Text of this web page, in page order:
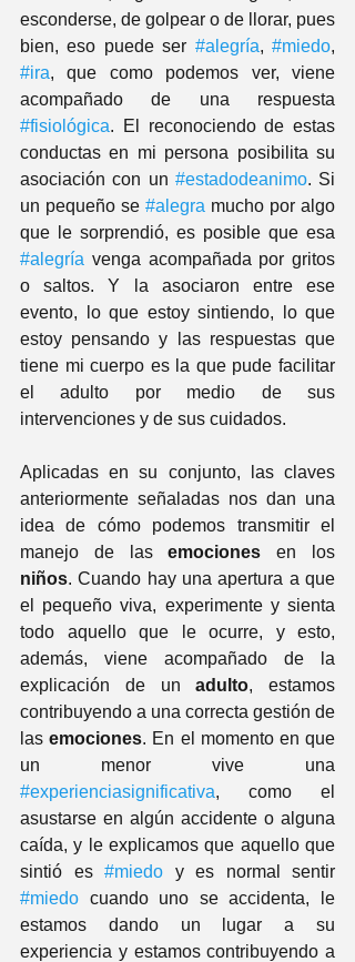
esconderse, de golpear o de llorar, pues
bien, eso puede ser #alegría, #miedo
#ira, que como podemos ver, viene
#fisiológica. El reconociendo de estas
conductas en mi persona posibilita su
asociación con un #estadodeanimo. Si
un pequeño se #alegra mucho por algo
#alegría venga acompañada por gritos
o saltos. Y la asociaron entre ese
evento, lo que estoy sintiendo, lo que
estoy pensando y las respuestas que
tiene mi cuerpo es la que pude facilitar
el adulto por medio de sus
intervenciones y de sus cuidados.
Aplicadas en su conjunto, las claves
anteriormente señaladas nos dan una
idea de cómo podemos transmitir el
manejo de las emociones
niños. Cuando hay una apertura a que
el pequeño viva, experimente y sienta
todo aquello que le ocurre, y esto,
además, viene acompañado de la
explicación de un adulto, estamos
contribuyendo a una correcta gestión de
las emociones. En el momento en que
#experienciasignificativa, como el
asustarse en algún accidente o alguna
caída, y le explicamos que aquello que
sintió es #miedo
#miedo cuando uno se accidenta, le
estamos dando un lugar a su
experiencia y estamos contribuyendo a